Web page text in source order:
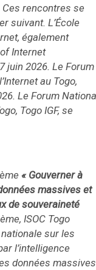
Ces rencontres se
suivant. L’École
également
Internet
juin 2026. Le Forum
au Togo,
Le Forum
Togo IGF, se
« Gouverner à
massives et
de souveraineté
ISOC Togo
sur les
l’intelligence
données massives